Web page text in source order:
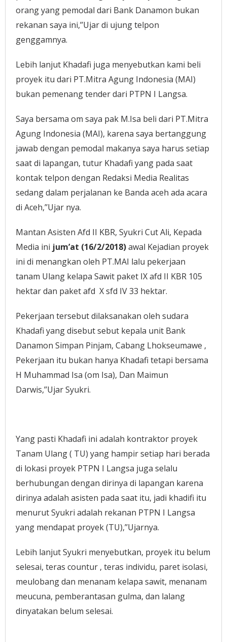
orang yang pemodal dari Bank Danamon bukan
rekanan saya ini,’’Ujar di ujung telpon
genggamnya.
Lebih lanjut Khadafi juga menyebutkan kami beli
proyek itu dari PT.Mitra Agung Indonesia (MAI)
bukan pemenang tender dari PTPN I Langsa.
Saya bersama om saya pak M.Isa beli dari PT.Mitra
Agung Indonesia (MAI), karena saya bertanggung
jawab dengan pemodal makanya saya harus setiap
saat di lapangan, tutur Khadafi yang pada saat
kontak telpon dengan Redaksi Media Realitas
sedang dalam perjalanan ke Banda aceh ada acara
di Aceh,’’Ujar nya.
Mantan Asisten Afd II KBR, Syukri Cut Ali, Kepada
Media ini jum’at (16/2/2018)awal Kejadian proyek
ini di menangkan oleh PT.MAI lalu pekerjaan
tanam Ulang kelapa Sawit paket IX afd II KBR 105
hektar dan paket afd X sfd IV 33 hektar.
Pekerjaan tersebut dilaksanakan oleh sudara
Khadafi yang disebut sebut kepala unit Bank
Danamon Simpan Pinjam, Cabang Lhokseumawe ,
Pekerjaan itu bukan hanya Khadafi tetapi bersama
H Muhammad Isa (om Isa), Dan Maimun
Darwis,’’Ujar Syukri.
Yang pasti Khadafi ini adalah kontraktor proyek
Tanam Ulang ( TU) yang hampir setiap hari berada
di lokasi proyek PTPN I Langsa juga selalu
berhubungan dengan dirinya di lapangan karena
dirinya adalah asisten pada saat itu, jadi khadifi itu
menurut Syukri adalah rekanan PTPN I Langsa
yang mendapat proyek (TU),’’Ujarnya.
Lebih lanjut Syukri menyebutkan, proyek itu belum
selesai, teras countur , teras individu, paret isolasi,
meulobang dan menanam kelapa sawit, menanam
meucuna, pemberantasan gulma, dan lalang
dinyatakan belum selesai.